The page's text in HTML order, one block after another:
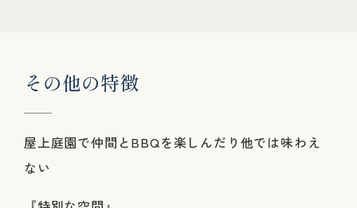
その他の特徴
屋上庭園で仲間とBBQを楽しんだり他では味わえ
ない